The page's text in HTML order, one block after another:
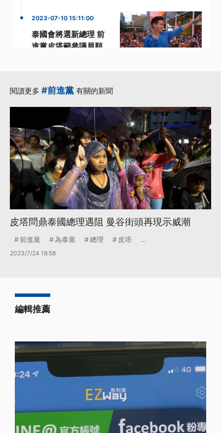
2023-07-10 15:11:00
泰國會將選新總理 前
進黨皮塔籲參議員順
閱讀更多 #前進黨 有關的新聞
皮塔問鼎泰國總理遇阻 曼谷街頭再現示威潮
前進黨 為泰黨 總理 皮塔 ...
2023/7/24 18:58
編輯推薦